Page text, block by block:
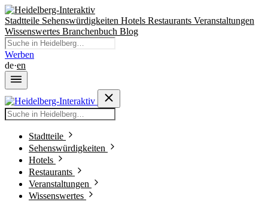
Stadtteile Sehenswürdigkeiten Hotels Restaurants Veranstaltungen
Wissenswertes Branchenbuch Blog
Werben
de·en
Stadtteile
Sehenswürdigkeiten
Hotels
Restaurants
Veranstaltungen
Wissenswertes